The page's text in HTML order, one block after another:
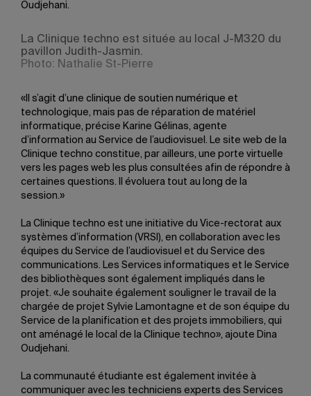
Oudjehani.
La Clinique techno est située au local J-M320 du
pavillon Judith-Jasmin.
Photo: Nathalie St-Pierre
«Il s’agit d’une clinique de soutien numérique et
technologique, mais pas de réparation de matériel
informatique, précise Karine Gélinas, agente
d’information au Service de l’audiovisuel. Le site web de la
Clinique techno constitue, par ailleurs, une porte virtuelle
vers les pages web les plus consultées afin de répondre à
certaines questions. Il évoluera tout au long de la
session.»
La Clinique techno est une initiative du Vice-rectorat aux
systèmes d’information (VRSI), en collaboration avec les
équipes du Service de l’audiovisuel et du Service des
communications. Les Services informatiques et le Service
des bibliothèques sont également impliqués dans le
projet. «Je souhaite également souligner le travail de la
chargée de projet Sylvie Lamontagne et de son équipe du
Service de la planification et des projets immobiliers, qui
ont aménagé le local de la Clinique techno», ajoute Dina
Oudjehani.
La communauté étudiante est également invitée à
communiquer avec les techniciens experts des Services